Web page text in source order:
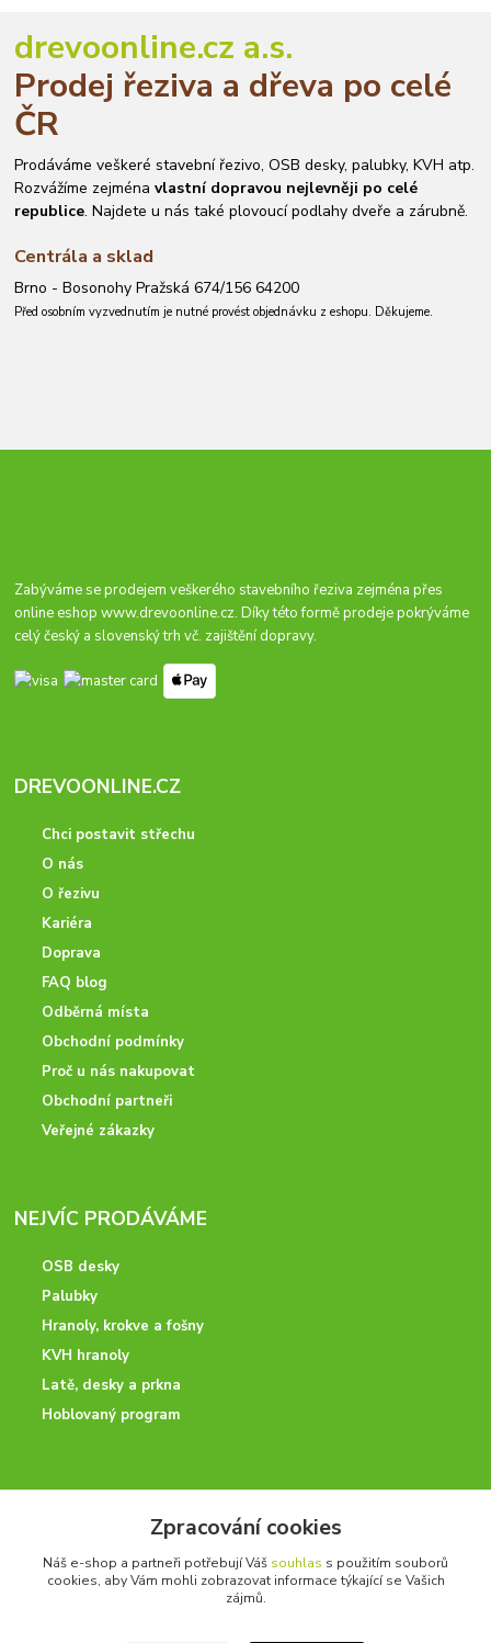
drevoonline.cz a.s.
Prodej řeziva a dřeva po celé
ČR
Prodáváme veškeré stavební řezivo, OSB desky, palubky, KVH atp.
Rozvážíme zejménavlastní dopravou nejlevněji po celé
republice. Najdete u nás také plovoucí podlahy dveře a zárubně.
Centrála a sklad
Brno - Bosonohy Pražská 674/156 64200
Před osobním vyzvednutím je nutné provést objednávku z eshopu. Děkujeme.
Zabýváme se prodejem veškerého stavebního řeziva zejména přes
online eshopwww.drevoonline.cz. Díky této formě prodeje pokrýváme
celý český a slovenský trh vč. zajištění dopravy.
DREVOONLINE.CZ
Chci postavit střechu
O nás
O řezivu
Kariéra
Doprava
FAQ blog
Odběrná místa
Obchodní podmínky
Proč u nás nakupovat
Obchodní partneři
Veřejné zákazky
NEJVÍC PRODÁVÁME
OSB desky
Palubky
Hranoly, krokve a fošny
KVH hranoly
Latě, desky a prkna
Hoblovaný program
+420 728 600 625
po - pá 7:00 - 15:00
Zpracování cookies
Náš e-shop a partneři potřebují Váš souhlas s použitím souborů
cookies, aby Vám mohli zobrazovat informace týkající se Vašich
zájmů.